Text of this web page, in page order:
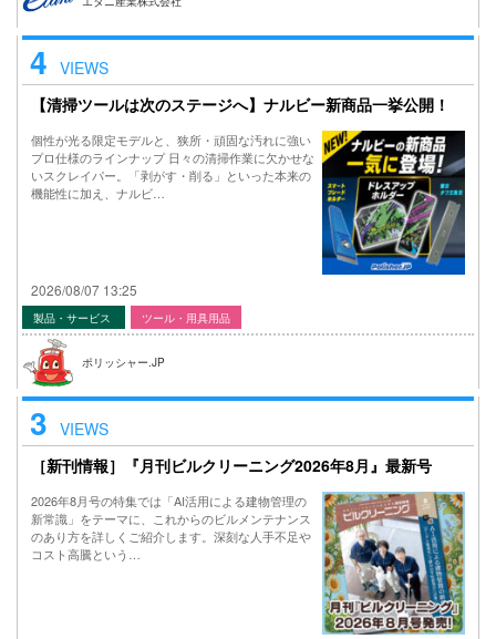
4 VIEWS
【清掃ツールは次のステージへ】ナルビー新商品一挙公開！
個性が光る限定モデルと、狭所・頑固な汚れに強い
プロ仕様のラインナップ 日々の清掃作業に欠かせな
いスクレイパー。「剥がす・削る」といった本来の
機能性に加え、ナルビ…
2026/08/07 13:25
製品・サービス ツール・用具用品
ポリッシャー.JP
3 VIEWS
［新刊情報］『月刊ビルクリーニング2026年8月』最新号
2026年8月号の特集では「AI活用による建物管理の
新常識」をテーマに、これからのビルメンテナンス
のあり方を詳しくご紹介します。深刻な人手不足や
コスト高騰という…